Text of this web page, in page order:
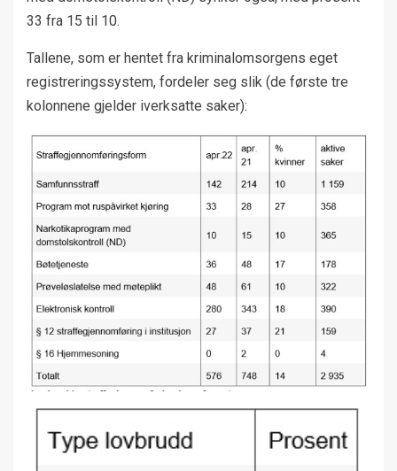
33 fra 15 til 10.
Tallene, som er hentet fra kriminalomsorgens eget
registreringssystem, fordeler seg slik (de første tre
kolonnene gjelder iverksatte saker):